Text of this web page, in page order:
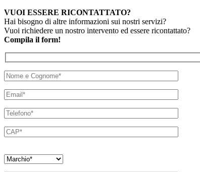
VUOI ESSERE RICONTATTATO?
Hai bisogno di altre informazioni sui nostri servizi?
Vuoi richiedere un nostro intervento ed essere ricontattato?
Compila il form!